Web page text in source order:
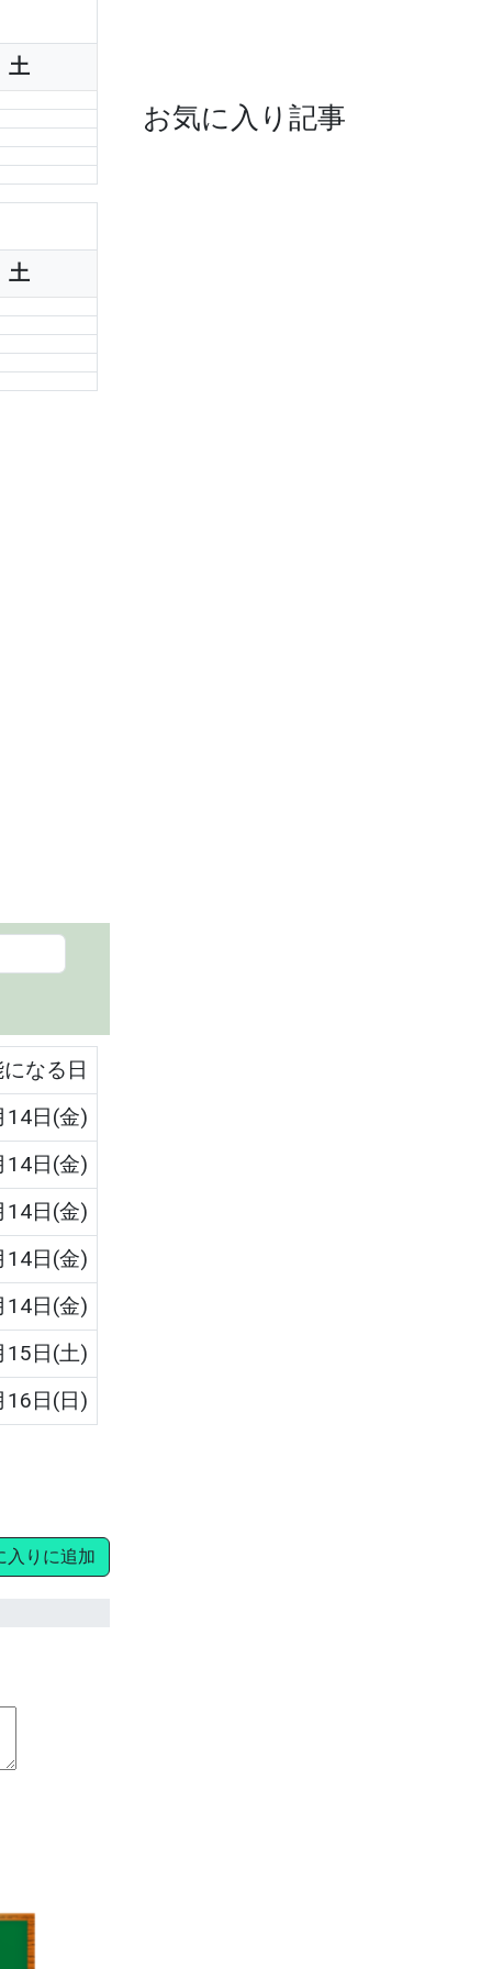
土
土
なる日
14日(金)
14日(金)
14日(金)
14日(金)
14日(金)
15日(土)
16日(日)
入りに追加
お気に入り記事